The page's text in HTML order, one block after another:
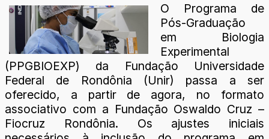
O Programa de
Pós-Graduação
em Biologia
Experimental
(PPGBIOEXP) da Fundação Universidade
Federal de Rondônia (Unir) passa a ser
oferecido, a partir de agora, no formato
associativo com a Fundação Oswaldo Cruz –
Fiocruz Rondônia. Os ajustes iniciais